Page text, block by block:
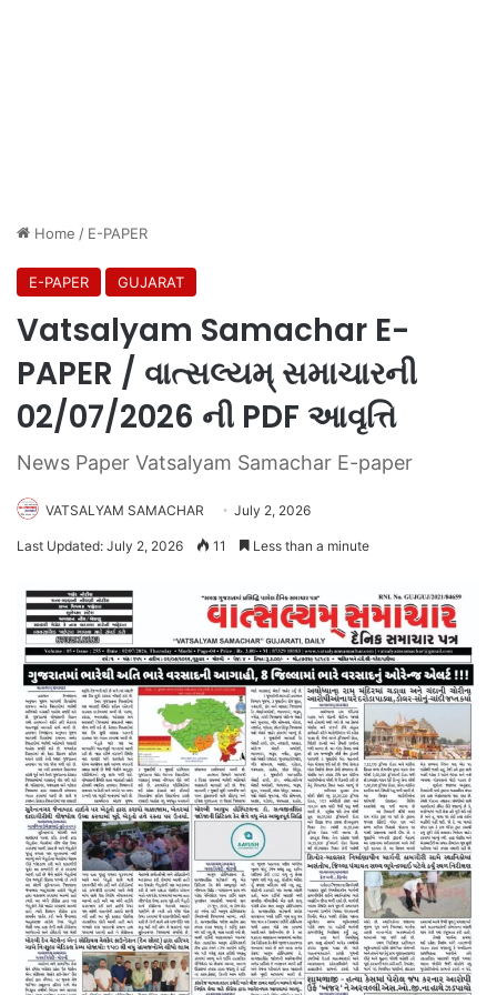
Home / E-PAPER
E-PAPER GUJARAT
Vatsalyam Samachar E-
PAPER / વાત્સલ્યમ્ સમાચારની
02/07/2026 ની PDF આવૃત્તિ
News Paper Vatsalyam Samachar E-paper
VATSALYAM SAMACHAR July 2, 2026
Last Updated: July 2, 2026 11 Less than a minute